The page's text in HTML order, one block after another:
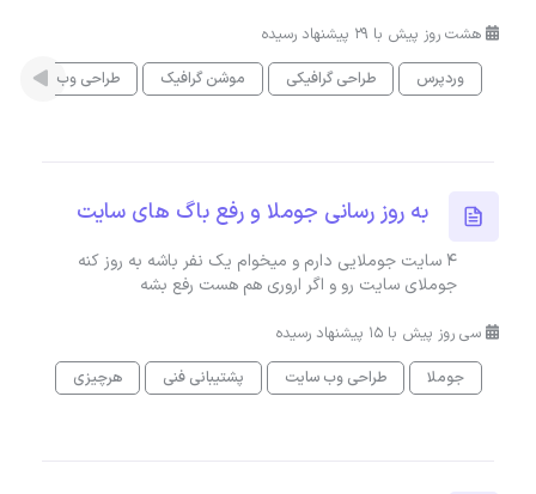
هشت روز پیش با 29 پیشنهاد رسیده
وردپرس
طراحی گرافیکی موشن گرافیک طراحی وب سایت
به روز رسانی جوملا و رفع باگ های سایت
4 سایت جوملایی دارم و میخوام یک نفر باشه به روز کنه
جوملای سایت رو و اگر اروری هم هست رفع بشه
سی روز پیش با 15 پیشنهاد رسیده
جوملا
طراحی وب سایت پشتیبانی فنی هرچیزی